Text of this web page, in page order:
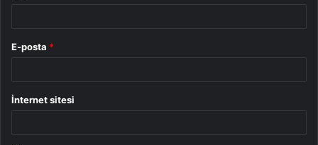
E-posta *
İnternet sitesi